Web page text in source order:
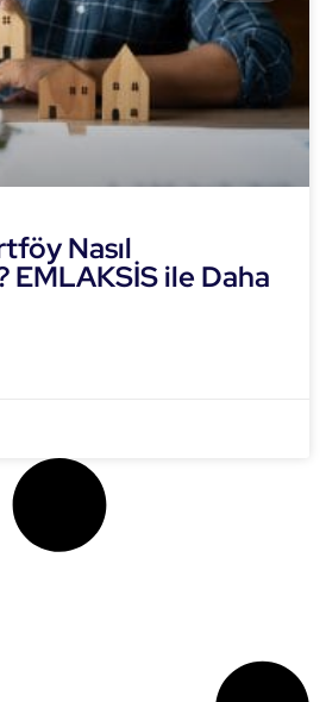
Nasıl
EMLAKSİS ile Daha